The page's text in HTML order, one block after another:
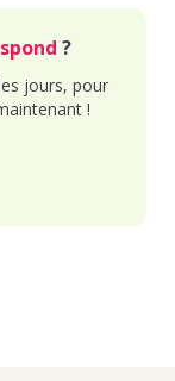
?
jours, pour
!